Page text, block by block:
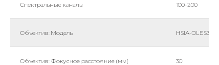
Спектральные каналы 100-200
Объектив: Модель HSIA-OLES30
Объектив: Фокусное расстояние (мм) 30